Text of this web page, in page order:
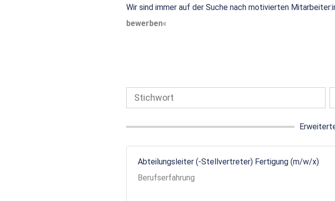
Wir sind immer auf der Suche nach motivierten
bewerben
Abteilungsleiter (-Stellvertreter) Fertigung (m/w/x)
Berufserfahrung